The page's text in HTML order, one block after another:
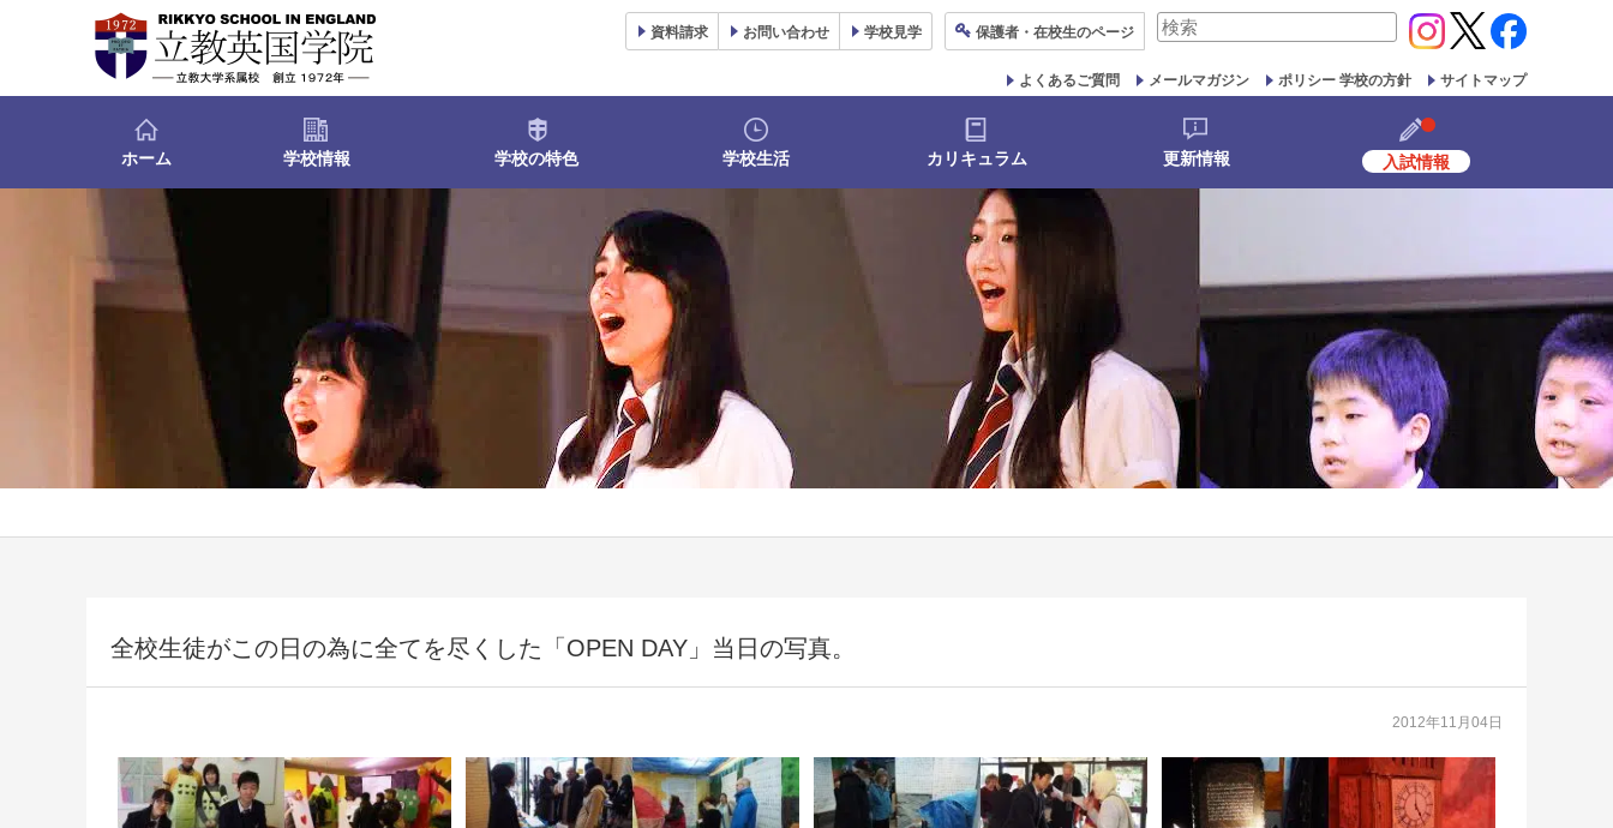
資料請求 お問い合わせ 学校見学 保護者 ・在校生のページ
検
対
象:
よくあるご質問 メールマガジン ポリシー 学校の方針 サイトマップ
ホーム 学校情報 学校の特色 学校生活 カリキュラム 更新情報 入試情報
全校生徒がこの日の為に全てを尽くした「OPEN DAY」当日の写真。
2012年11月04日